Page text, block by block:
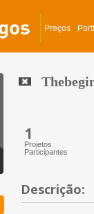
Preços
1
Projetos
Participantes
Descrição: